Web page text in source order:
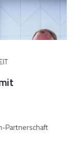
Partnerschaft